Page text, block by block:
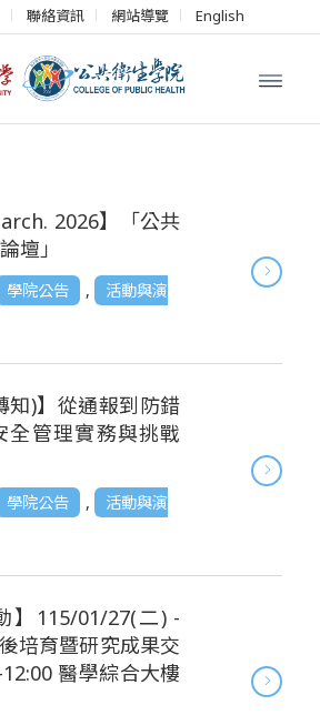
聯絡資訊 網站導覽 English
2026】「公共
壇」
學院公告 ,
活動與演
知)】從通報到防錯
管理實務與挑戰
學院公告 ,
活動與演
】115/01/27(二) -
培育暨研究成果交
醫學綜合大樓